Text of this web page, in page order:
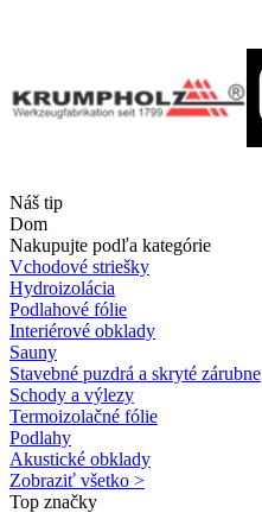
Náš tip
Dom
Nakupujte podľa kategórie
Vchodové striešky
Hydroizolácia
Podlahové fólie
Interiérové obklady
Sauny
Stavebné puzdrá a skryté zárubne
Schody a výlezy
Termoizolačné fólie
Podlahy
Akustické obklady
Zobraziť všetko >
Top značky